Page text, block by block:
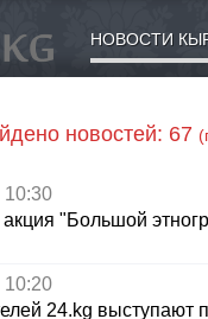
НОВОСТИ
новостей: 67
10:30
"Большой
10:20
24.kg выступают